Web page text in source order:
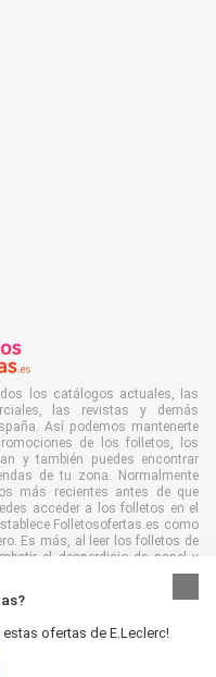
ofertas de E.Leclerc!
los catálogos actuales, las
las revistas y demás
Así podemos mantenerte
de los folletos, los
y también puedes encontrar
de tu zona. Normalmente
más recientes antes de que
acceder a los folletos en el
Folletosofertas.es como
Es más, al leer los folletos de
el desperdicio de papel y